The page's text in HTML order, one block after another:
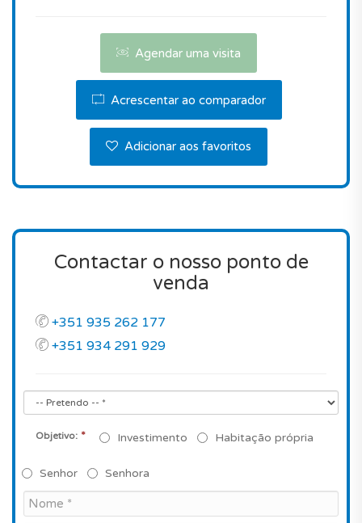
Contacte-nos para agendar uma visita.
Agendar uma visita
Acrescentar ao comparador
Adicionar aos favoritos
Contactar o nosso ponto de
venda
+351 935 262 177
+351 934 291 929
Objetivo: * Investimento Habitação própria
Senhor Senhora